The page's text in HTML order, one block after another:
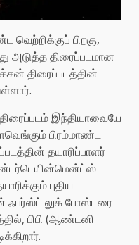
வெற்றிக்குப் பிறகு,
அடுத்த திரைப்படமான
திரைப்படத்தின்
இந்தியாவையே
பிரம்மாண்ட
தயாரிப்பாளர்
புதிய
ஃபர்ஸ்ட் லுக் போஸ்டரை
பிபி (ஆண்டனி